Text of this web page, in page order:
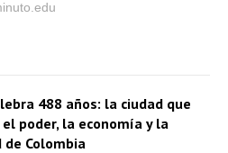
488 años: la ciudad que
poder, la economía y la
Colombia